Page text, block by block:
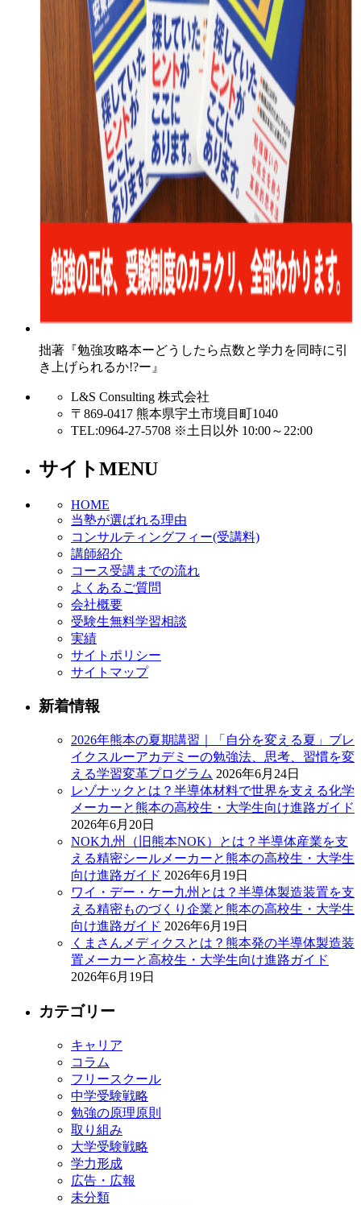
拙著『勉強攻略本ーどうしたら点数と学力を同時に引
き上げられるか!?ー』
L&S Consulting 株式会社
〒869-0417 熊本県宇土市境目町1040
TEL:0964-27-5708 ※土日以外 10:00～22:00
サイトMENU
HOME
当塾が選ばれる理由
コンサルティングフィー(受講料)
講師紹介
コース受講までの流れ
よくあるご質問
会社概要
受験生無料学習相談
実績
サイトポリシー
サイトマップ
新着情報
2026年熊本の夏期講習｜「自分を変える夏」ブレ
イクスルーアカデミーの勉強法、思考、習慣を変
える学習変革プログラム 2026年6月24日
レゾナックとは？半導体材料で世界を支える化学
メーカーと熊本の高校生・大学生向け進路ガイド
2026年6月20日
NOK九州（旧熊本NOK）とは？半導体産業を支
える精密シールメーカーと熊本の高校生・大学生
向け進路ガイド 2026年6月19日
ワイ・デー・ケー九州とは？半導体製造装置を支
える精密ものづくり企業と熊本の高校生・大学生
向け進路ガイド 2026年6月19日
くまさんメディクスとは？熊本発の半導体製造装
置メーカーと高校生・大学生向け進路ガイド
2026年6月19日
カテゴリー
キャリア
コラム
フリースクール
中学受験戦略
勉強の原理原則
取り組み
大学受験戦略
学力形成
広告・広報
未分類